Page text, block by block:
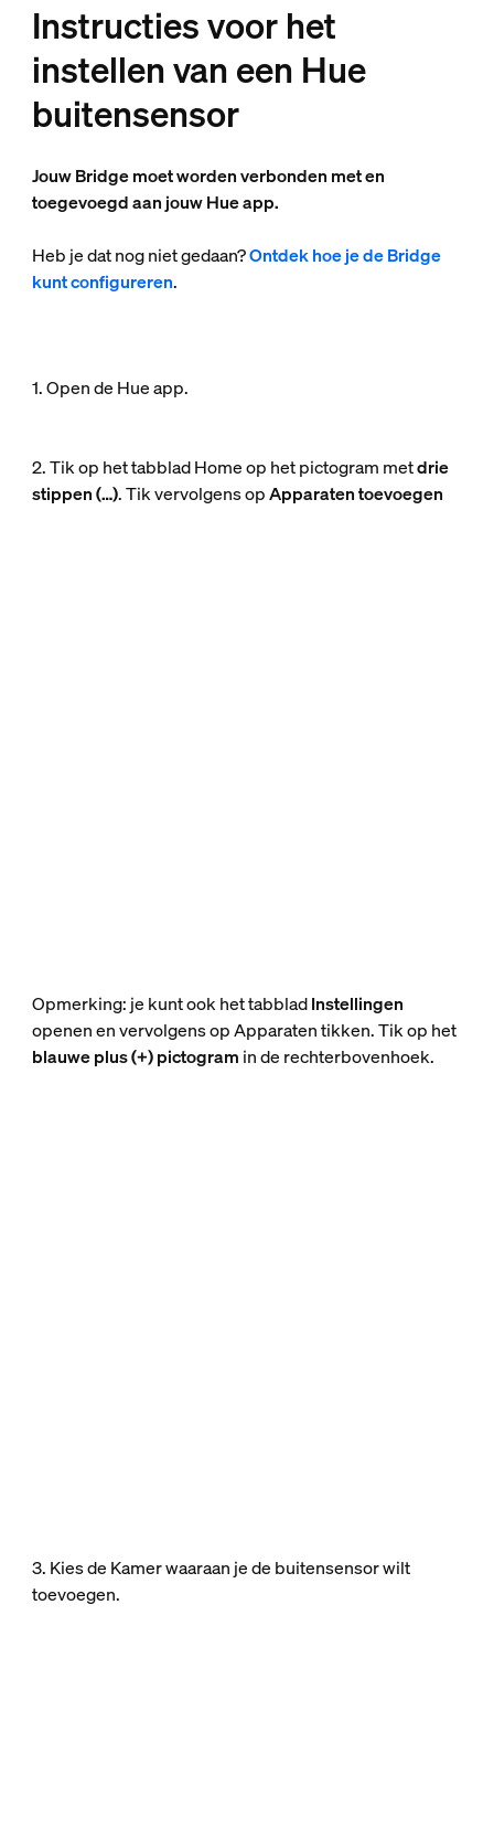
Instructies voor het
instellen van een Hue
buitensensor
Jouw Bridge moet worden verbonden met en
toegevoegd aan jouw Hue app.
Heb je dat nog niet gedaan?Ontdek hoe je de Bridge
kunt configureren.
1. Open de Hue app.
2. Tik op het tabblad Home op het pictogram metdrie
stippen (…). Tik vervolgens opApparaten toevoegen
Opmerking: je kunt ook het tabbladInstellingen
openen en vervolgens op Apparaten tikken. Tik op het
blauwe plus (+) pictogram in de rechterbovenhoek.
3. Kies de Kamer waaraan je de buitensensor wilt
toevoegen.